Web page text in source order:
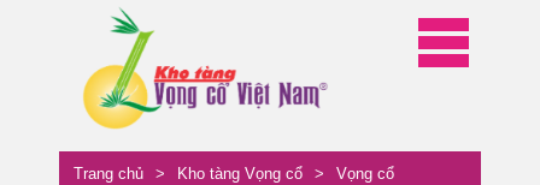
Trang chủ > Kho tàng Vọng cổ > Vọng cổ